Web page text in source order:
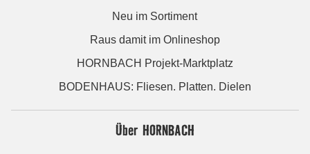
Neu im Sortiment
Raus damit im Onlineshop
HORNBACH Projekt-Marktplatz
BODENHAUS: Fliesen. Platten. Dielen
Über HORNBACH